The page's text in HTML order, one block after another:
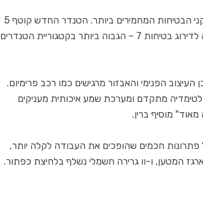
דגם eTERRON 9 נבנה במיוחד לשוק האירופאי, ולכן עומד בתקני הבטיחות המחמירים ביותר. הטנדר החדש קוטף 5
כוכבי בטיחות במבחני הריסוק המחמירים של EuroNCAP וזוכה לדירוג בטיחות 7 – הגבוה ביותר בקטגוריית הטנדרים
הפנימי והאבזור מרגישים כמו רכב פרימיום.
מתקדם ומערכת שמע איכותית מעניקים
מוסיף ברין.
חכמים שהופכים את העבודה לקלה יותר,